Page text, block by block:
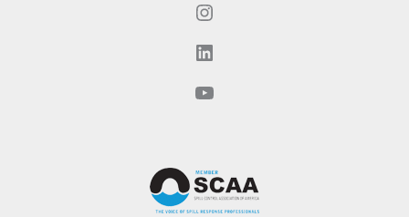
Instagram
LinkedIn
YouTube